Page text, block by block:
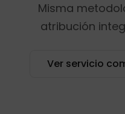
Misma
atribución
Ver servicio